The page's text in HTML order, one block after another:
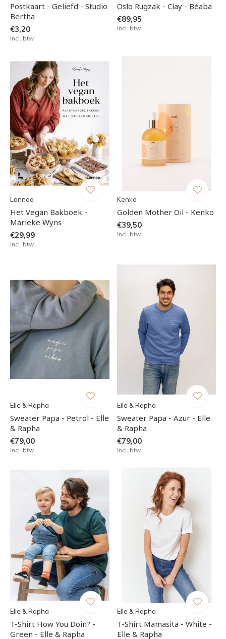
Postkaart - Geliefd - Studio
Bertha
€3,20
Incl. btw
Oslo Rugzak - Clay - Béaba
€89,95
Incl. btw
Lannoo
Het Vegan Bakboek -
Marieke Wyns
€29,99
Incl. btw
Kenko
Golden Mother Oil - Kenko
€39,50
Incl. btw
Elle & Rapha
Sweater Papa - Petrol - Elle
& Rapha
€79,00
Incl. btw
Elle & Rapha
Sweater Papa - Azur - Elle
& Rapha
€79,00
Incl. btw
Elle & Rapha
T-Shirt How You Doin? -
Green - Elle & Rapha
Elle & Rapha
T-Shirt Mamasita - White -
Elle & Rapha